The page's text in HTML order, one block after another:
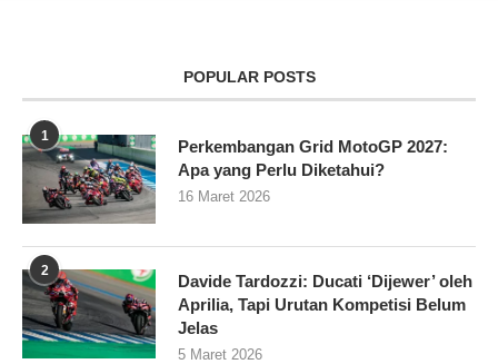
POPULAR POSTS
1
Perkembangan Grid MotoGP 2027:
Apa yang Perlu Diketahui?
16 Maret 2026
2
Davide Tardozzi: Ducati ‘Dijewer’ oleh
Aprilia, Tapi Urutan Kompetisi Belum
Jelas
5 Maret 2026